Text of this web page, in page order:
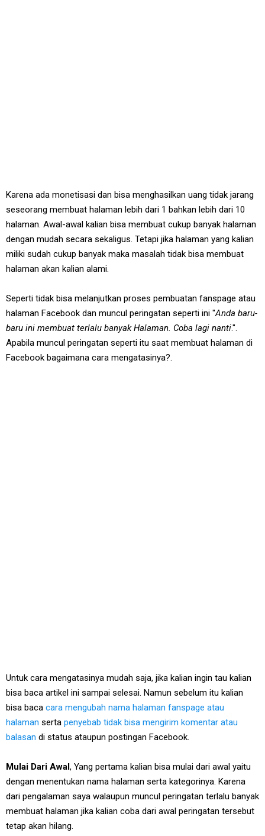
Karena ada monetisasi dan bisa menghasilkan uang tidak jarang
seseorang membuat halaman lebih dari 1 bahkan lebih dari 10
halaman. Awal-awal kalian bisa membuat cukup banyak halaman
dengan mudah secara sekaligus. Tetapi jika halaman yang kalian
miliki sudah cukup banyak maka masalah tidak bisa membuat
halaman akan kalian alami.
Seperti tidak bisa melanjutkan proses pembuatan fanspage atau
halaman Facebook dan muncul peringatan seperti ini "Anda baru-
baru ini membuat terlalu banyak Halaman. Coba lagi nanti.".
Apabila muncul peringatan seperti itu saat membuat halaman di
Facebook bagaimana cara mengatasinya?.
Untuk cara mengatasinya mudah saja, jika kalian ingin tau kalian
bisa baca artikel ini sampai selesai. Namun sebelum itu kalian
bisa baca cara mengubah nama halaman fanspage atau
halaman serta penyebab tidak bisa mengirim komentar atau
balasan di status ataupun postingan Facebook.
Mulai Dari Awal, Yang pertama kalian bisa mulai dari awal yaitu
dengan menentukan nama halaman serta kategorinya. Karena
dari pengalaman saya walaupun muncul peringatan terlalu banyak
membuat halaman jika kalian coba dari awal peringatan tersebut
tetap akan hilang.